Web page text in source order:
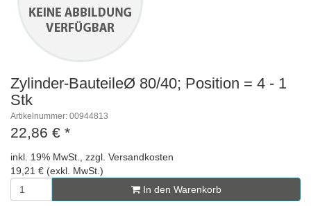
Zylinder-BauteileØ 80/40; Position = 4 - 1
Stk
Artikelnummer: 00944813
22,86 € *
inkl. 19% MwSt., zzgl. Versandkosten
19,21 € (exkl. MwSt.)
In den Warenkorb